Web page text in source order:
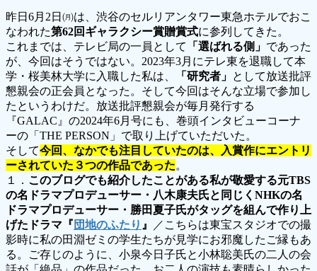
昨日6月2日㈪は、渋谷のセルリアンタワー東急ホテルでおこ
なわれた第62回ギャラクシー賞贈賞式に参列してきた。
これまでは、テレビ局の一員として
「選ばれる側」 であった
が、今回はそうではない。2023年3月にテレ東を退職して本
学・桜美林大学に入職した私は、
「研究者」 として放送批評
懇親会の正会員となった。そして今回はそんな立場で参加し
たというわけだ。放送批評懇親会が毎月発行する
『GALAC』の2024年6月号にも、巻頭インタビューコーナ
ーの「THE PERSON」で取り上げていただいた。
そして今回、なかでも注目していたのは、入賞作にエントリ
ーされていた３つの作品であった。
１． このブログでも紹介したことがある私が敬愛する元TBS
の名ドラマプロデューサー・八木康夫氏と同じくNHKの名
ドラマプロデューサー・勝田夏子氏がタッグを組んで作り上
げたドラマ『 団地のふたり 』
／こちらは東宝スタジオでの撮
影時に私の田淵ゼミの学生たちが見学にお邪魔したご縁もあ
る。ご存じのように、小泉今日子氏と小林聡美氏の二人の会